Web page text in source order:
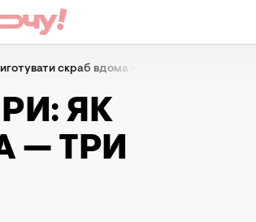
скраб вдома — три простих варіанти
ЯК
— ТРИ